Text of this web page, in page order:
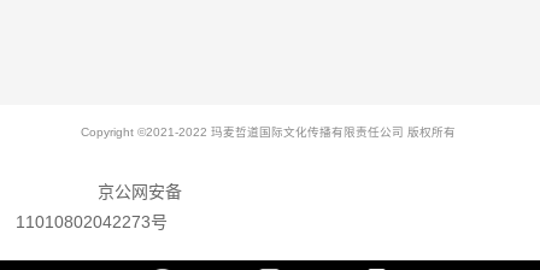
Copyright ©2021-2022 玛麦哲道国际文化传播有限责任公司 版权所有
京公网安备
11010802042273号